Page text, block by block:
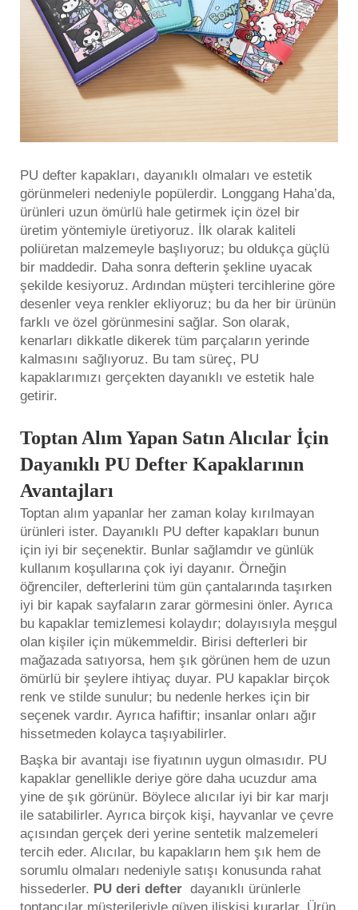
PU defter kapakları, dayanıklı olmaları ve estetik
görünmeleri nedeniyle popülerdir. Longgang Haha’da,
ürünleri uzun ömürlü hale getirmek için özel bir
üretim yöntemiyle üretiyoruz. İlk olarak kaliteli
poliüretan malzemeyle başlıyoruz; bu oldukça güçlü
bir maddedir. Daha sonra defterin şekline uyacak
şekilde kesiyoruz. Ardından müşteri tercihlerine göre
desenler veya renkler ekliyoruz; bu da her bir ürünün
farklı ve özel görünmesini sağlar. Son olarak,
kenarları dikkatle dikerek tüm parçaların yerinde
kalmasını sağlıyoruz. Bu tam süreç, PU
kapaklarımızı gerçekten dayanıklı ve estetik hale
getirir.
Toptan Alım Yapan Satın Alıcılar İçin
Dayanıklı PU Defter Kapaklarının
Avantajları
Toptan alım yapanlar her zaman kolay kırılmayan
ürünleri ister. Dayanıklı PU defter kapakları bunun
için iyi bir seçenektir. Bunlar sağlamdır ve günlük
kullanım koşullarına çok iyi dayanır. Örneğin
öğrenciler, defterlerini tüm gün çantalarında taşırken
iyi bir kapak sayfaların zarar görmesini önler. Ayrıca
bu kapaklar temizlemesi kolaydır; dolayısıyla meşgul
olan kişiler için mükemmeldir. Birisi defterleri bir
mağazada satıyorsa, hem şık görünen hem de uzun
ömürlü bir şeylere ihtiyaç duyar. PU kapaklar birçok
renk ve stilde sunulur; bu nedenle herkes için bir
seçenek vardır. Ayrıca hafiftir; insanlar onları ağır
hissetmeden kolayca taşıyabilirler.
Başka bir avantajı ise fiyatının uygun olmasıdır. PU
kapaklar genellikle deriye göre daha ucuzdur ama
yine de şık görünür. Böylece alıcılar iyi bir kar marjı
ile satabilirler. Ayrıca birçok kişi, hayvanlar ve çevre
açısından gerçek deri yerine sentetik malzemeleri
tercih eder. Alıcılar, bu kapakların hem şık hem de
sorumlu olmaları nedeniyle satışı konusunda rahat
hissederler. PU deri defter dayanıklı ürünlerle